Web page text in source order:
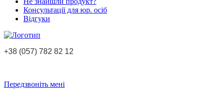
Консультації для юр. осіб
Відгуки
+38 (057) 782 82 12
Передзвоніть мені